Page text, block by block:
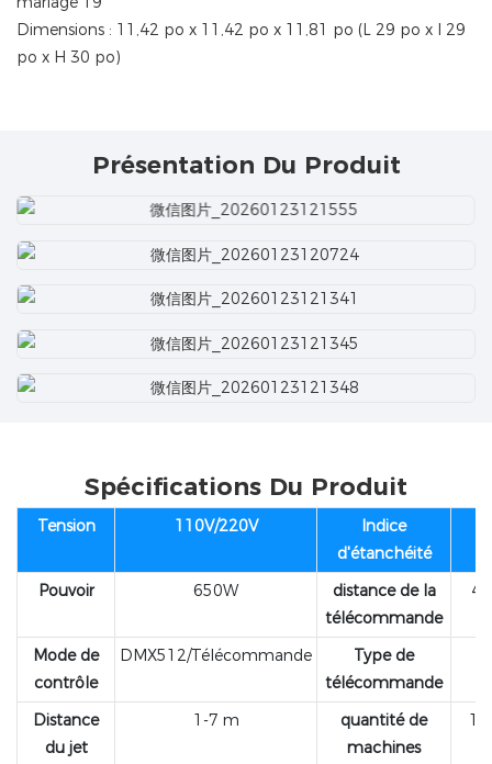
Dimensions : 11,42 po x 11,42 po x 11,81 po (L 29 po x l 29
po x H 30 po)
Présentation Du Produit
Spécifications Du Produit
Tension 110V/220V
Indice
d'étanchéité
Pouvoir 650W
distance de la
télécommande
Mode de
contrôle
DMX512/Télécommande
Type de
télécommande
Distance
du jet
1-7 m
quantité de
machines